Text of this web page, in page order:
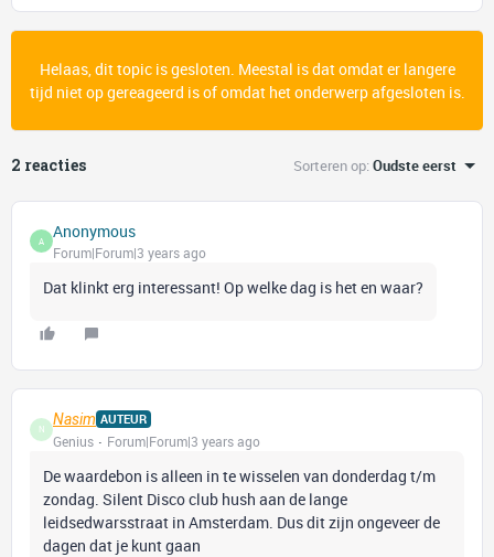
Helaas, dit topic is gesloten. Meestal is dat omdat er langere
tijd niet op gereageerd is of omdat het onderwerp afgesloten is.
2 reacties Sorteren op:Oudste eerst
A Anonymous
Forum|Forum|3 years ago
Dat klinkt erg interessant! Op welke dag is het en waar?
N
Nasim AUTEUR
Genius Forum|Forum|3 years ago
De waardebon is alleen in te wisselen van donderdag t/m
zondag. Silent Disco club hush aan de lange
leidsedwarsstraat in Amsterdam. Dus dit zijn ongeveer de
dagen dat je kunt gaan